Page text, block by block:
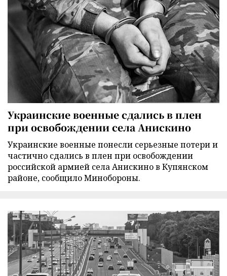
Украинские военные сдались в плен
при освобождении села Анискино
Украинские военные понесли серьезные потери и
частично сдались в плен при освобождении
российской армией села Анискино в Купянском
районе, сообщило Минобороны.